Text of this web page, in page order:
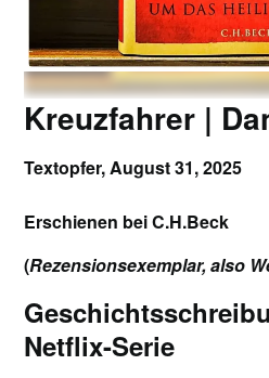
Kreuzfahrer |
Textopfer,August 31, 2025
Erschienen bei C.H.Beck
(Rezensionsexemplar, also
Netflix-Serie